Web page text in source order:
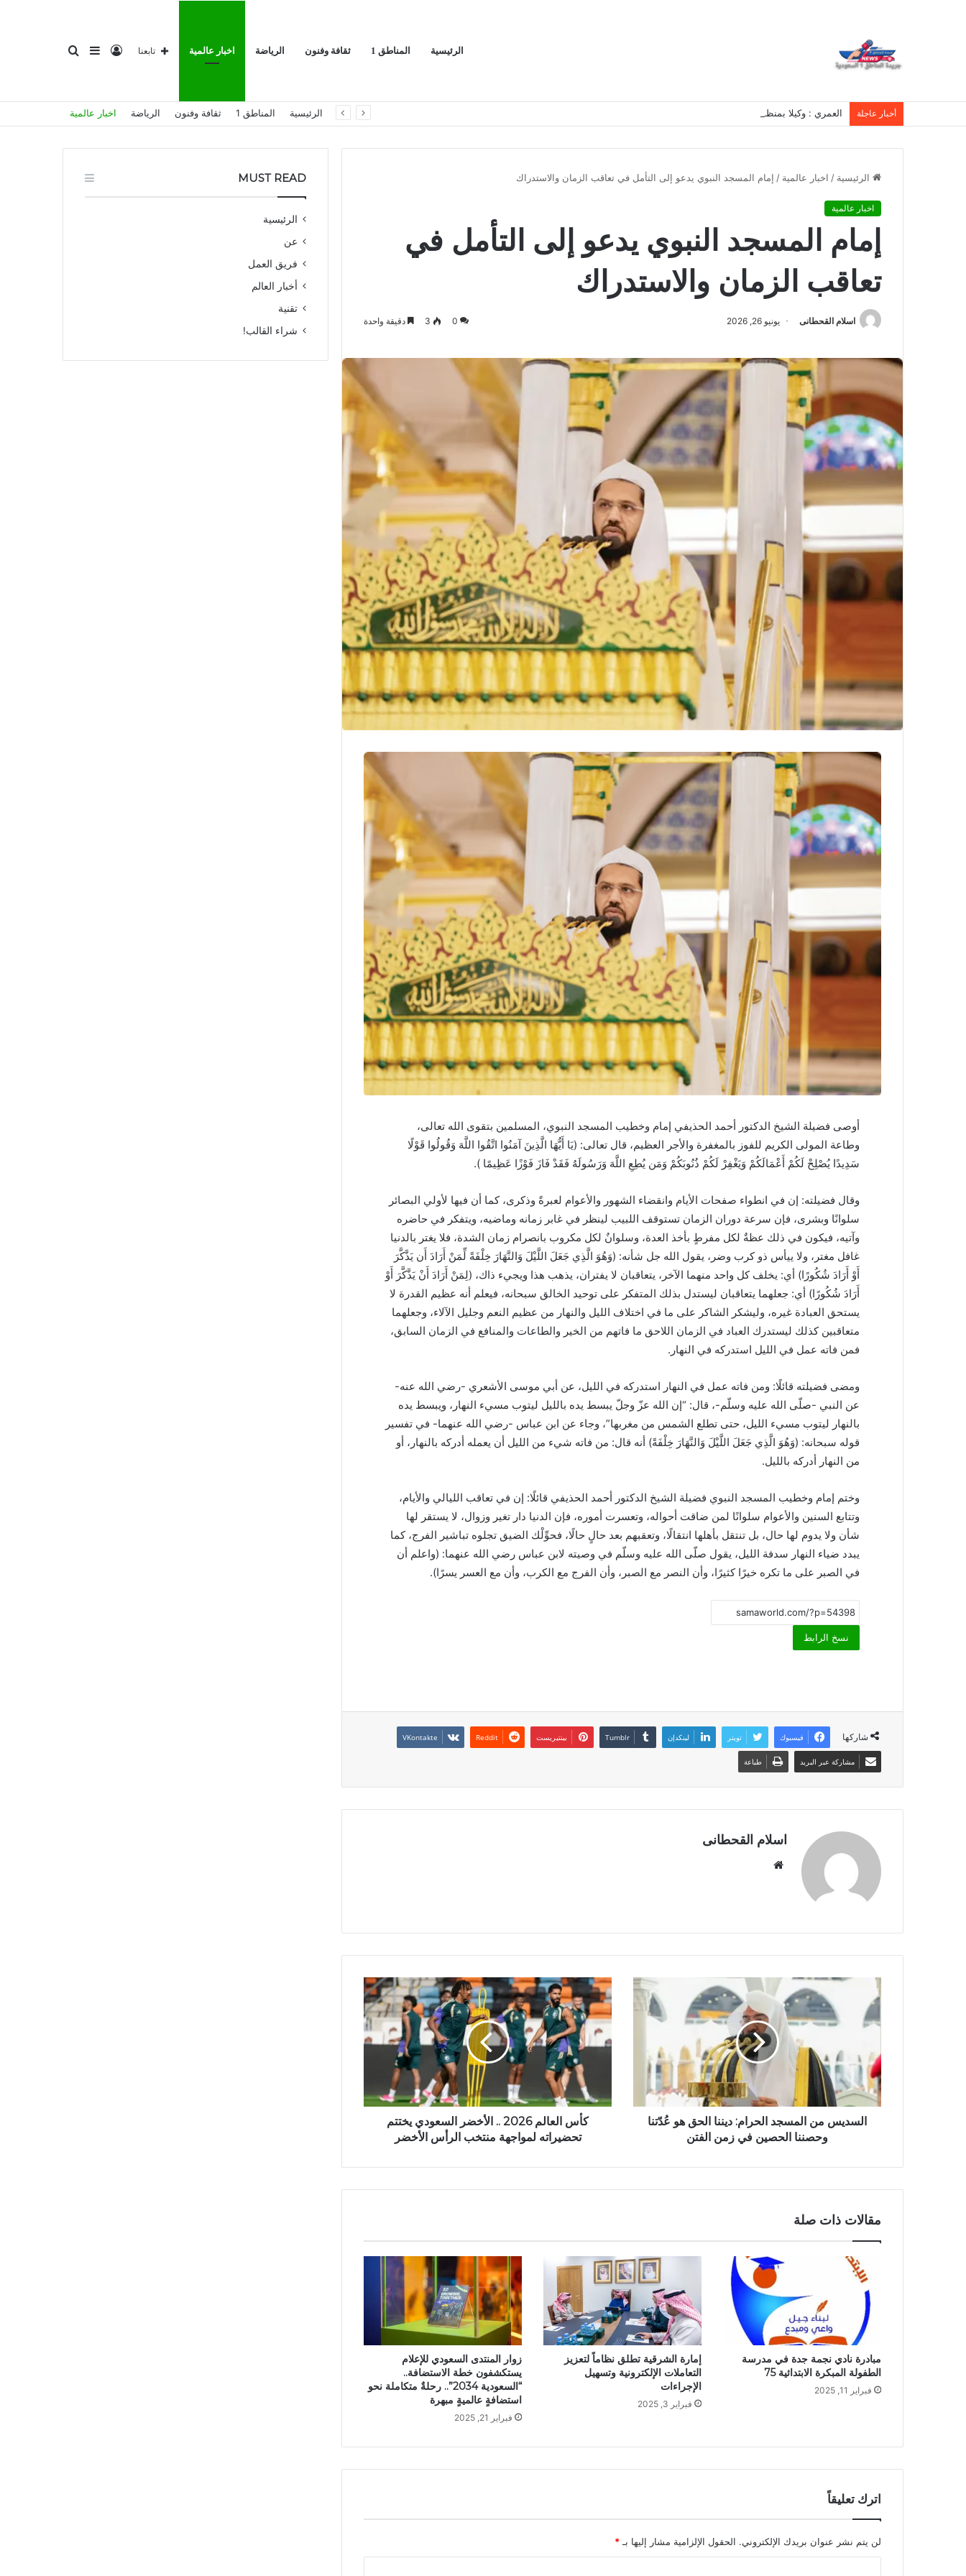
الرئيسية المناطق 1 ثقافة وفنون الرياضة اخبار عالمية
عن
إضافة
عمود
تسجيل
الدخول
تابعنا
أخبار عاجلة العمري : وكيلا بمنظمة الامم المتحدة للتدريب والاعلام ال UN MTC بالمملكة ودول الخليج العربي الرئيسية المناطق 1 ثقافة وفنون الرياضة اخبار عالمية
الرئيسية / اخبار عالمية / إمام المسجد النبوي يدعو إلى التأمل في تعاقب الزمان والاستدراك
اخبار عالمية
إمام المسجد النبوي يدعو إلى التأمل في
تعاقب الزمان والاستدراك
اسلام القحطانى يونيو 26, 2026 0
3 دقيقة واحدة
أوصى فضيلة الشيخ الدكتور أحمد الحذيفي إمام وخطيب المسجد النبوي، المسلمين بتقوى الله تعالى،
وطاعة المولى الكريم للفوز بالمغفرة والأجر العظيم، قال تعالى: (يَا أَيُّهَا الَّذِينَ آمَنُوا اتَّقُوا اللَّهَ وَقُولُوا قَوْلًا
سَدِيدًا يُصْلِحْ لَكُمْ أَعْمَالَكُمْ وَيَغْفِرْ لَكُمْ ذُنُوبَكُمْ وَمَن يُطِعِ اللَّهَ وَرَسُولَهُ فَقَدْ فَازَ فَوْزًا عَظِيمًا ).
وقال فضيلته: إن في انطواء صفحات الأيام وانقضاء الشهور والأعوام لعبرةً وذكرى، كما أن فيها لأولي البصائر
سلوانًا وبشرى، فإن سرعة دوران الزمان تستوقف اللبيب لينظر في غابر زمانه وماضيه، ويتفكر في حاضره
وآتيه، فيكون في ذلك عظةٌ لكل مفرطٍ بأخذ العدة، وسلوانٌ لكل مكروب بانصرام زمان الشدة، فلا يغتر بالدنيا
غافل مغتر، ولا ييأس ذو كرب وضر، يقول الله جل شأنه: (وَهُوَ الَّذِي جَعَلَ اللَّيْلَ وَالنَّهَارَ خِلْفَةً لِّمَنْ أَرَادَ أَن يَذَّكَّرَ
أَوْ أَرَادَ شُكُورًا) أي: يخلف كل واحد منهما الآخر، يتعاقبان لا يفتران، يذهب هذا ويجيء ذاك، (لِمَنْ أَرَادَ أَنْ يَذَّكَّرَ أَوْ
أَرَادَ شُكُورًا) أي: جعلهما يتعاقبان ليستدل بذلك المتفكر على توحيد الخالق سبحانه، فيعلم أنه عظيم القدرة لا
يستحق العبادة غيره، وليشكر الشاكر على ما في اختلاف الليل والنهار من عظيم النعم وجليل الآلاء، وجعلهما
متعاقبين كذلك ليستدرك العباد في الزمان اللاحق ما فاتهم من الخير والطاعات والمنافع في الزمان السابق،
فمن فاته عمل في الليل استدركه في النهار.
ومضى فضيلته قائلًا: ومن فاته عمل في النهار استدركه في الليل، عن أبي موسى الأشعري -رضي الله عنه-
عن النبي -صلّى الله عليه وسلّم-، قال: “إن الله عزّ وجلّ يبسط يده بالليل ليتوب مسيء النهار، ويبسط يده
بالنهار ليتوب مسيء الليل، حتى تطلع الشمس من مغربها”، وجاء عن ابن عباس -رضي الله عنهما- في تفسير
قوله سبحانه: (وَهُوَ الَّذِي جَعَلَ اللَّيْلَ وَالنَّهَارَ خِلْفَةً) أنه قال: من فاته شيء من الليل أن يعمله أدركه بالنهار، أو
من النهار أدركه بالليل.
وختم إمام وخطيب المسجد النبوي فضيلة الشيخ الدكتور أحمد الحذيفي قائلًا: إن في تعاقب الليالي والأيام،
وتتابع السنين والأعوام سلوانًا لمن ضاقت أحواله، وتعسرت أموره، فإن الدنيا دار تغير وزوال، لا يستقر لها
شأن ولا يدوم لها حال، بل تنتقل بأهلها انتقالًا، وتعقبهم بعد حالٍ حالًا، فحوِّلْك الضيق تجلوه تباشير الفرج، كما
يبدد ضياء النهار سدفة الليل، يقول صلّى الله عليه وسلّم في وصيته لابن عباس رضي الله عنهما: (واعلم أن
في الصبر على ما تكره خيرًا كثيرًا، وأن النصر مع الصبر، وأن الفرج مع الكرب، وأن مع العسر يسرًا).
نسخ الرابط
شاركها فيسبوك تويتر لينكدإن بينتيريست
مشاركة عبر البريد طباعة
اسلام القحطانى
ا
السديس من المسجد الحرام: ديننا الحق هو عُدّتنا
وحصننا الحصين في زمن الفتن
كأس العالم 2026 .. الأخضر السعودي يختتم
تحضيراته لمواجهة منتخب الرأس الأخضر
مقالات ذات صلة
مبادرة نادي نجمة جدة في مدرسة
الطفولة المبكرة الابتدائية 75
فبراير 11, 2025
إمارة الشرقية تطلق نظاماً لتعزيز
التعاملات الإلكترونية وتسهيل
الإجراءات
فبراير 3, 2025
زوار المنتدى السعودي للإعلام
يستكشفون خطة الاستضافة..
“السعودية 2034”.. رحلةٌ متكاملة نحو
استضافةٍ عالميةٍ مبهرة
فبراير 21, 2025
اترك تعليقاً
لن يتم نشر عنوان بريدك الإلكتروني. الحقول الإلزامية مشار إليها بـ *
MUST READ
الرئيسية
عن
فريق العمل
أخبار العالم
تقنية
شراء القالب!